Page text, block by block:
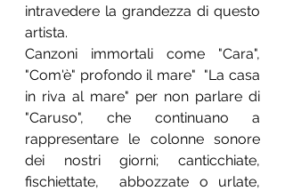
intravedere la grandezza di questo
artista.
Canzoni immortali come "Cara",
"Com'è" profondo il mare"  "La casa
in riva al mare" per non parlare di
"Caruso", che continuano a
rappresentare le colonne sonore
dei nostri giorni; canticchiate,
fischiettate,  abbozzate o urlate,